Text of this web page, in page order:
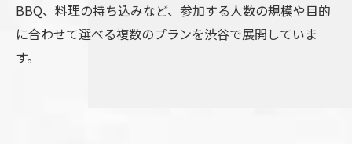
BBQ、料理の持ち込みなど、参加する人数の規模や目的
に合わせて選べる複数のプランを渋谷で展開していま
す。